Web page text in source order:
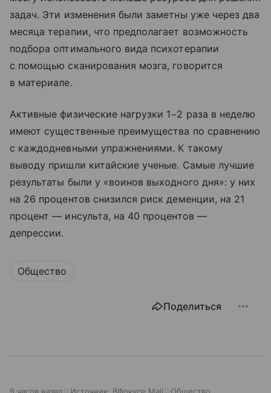
задач. Эти изменения были заметны уже через два
месяца терапии, что предполагает возможность
подбора оптимального вида психотерапии
с помощью сканирования мозга, говорится
в материале.
Активные физические нагрузки 1−2 раза в неделю
имеют существенные преимущества по сравнению
с каждодневными упражнениями. К такому
выводу пришли китайские ученые. Самые лучшие
результаты были у «воинов выходного дня»: у них
на 26 процентов снизился риск деменции, на 21
процент — инсульта, на 40 процентов —
депрессии.
Общество
Поделиться
9 часов назад Источник: ВФокусе Mail Общество